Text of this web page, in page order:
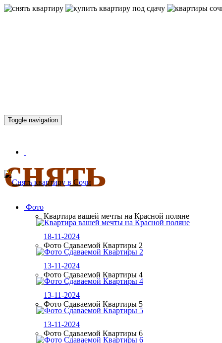
снять
Toggle navigation
Фото
Квартира вашей мечты на Красной поляне
18-11-2024
Фото Сдаваемой Квартиры 2
13-11-2024
Фото Сдаваемой Квартиры 4
13-11-2024
Фото Сдаваемой Квартиры 5
13-11-2024
Фото Сдаваемой Квартиры 6